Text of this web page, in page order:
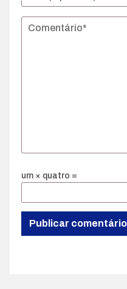
um × quatro =